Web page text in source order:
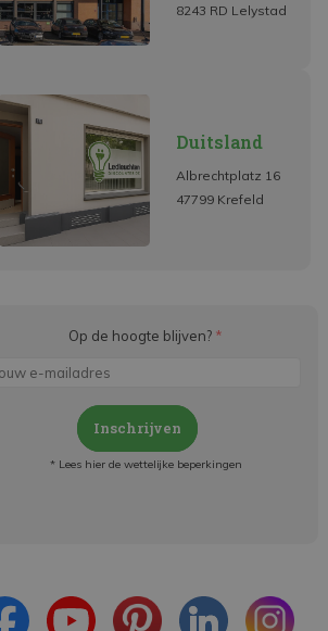
8243 RD Lelystad
Duitsland
Albrechtplatz 16
47799 Krefeld
Op de hoogte blijven? *
Inschrijven
* Lees hier de wettelijke beperkingen